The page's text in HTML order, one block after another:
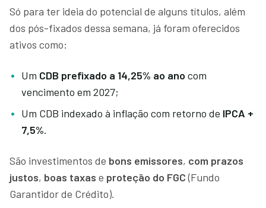
Só para ter ideia do potencial de alguns títulos, além
dos pós-fixados dessa semana, já foram oferecidos
ativos como:
Um CDB prefixado a 14,25% ao ano com
vencimento em 2027;
Um CDB indexado à inflação com retorno de IPCA +
7,5%.
São investimentos de bons emissores, com prazos
justos, boas taxas e proteção do FGC(Fundo
Garantidor de Crédito).